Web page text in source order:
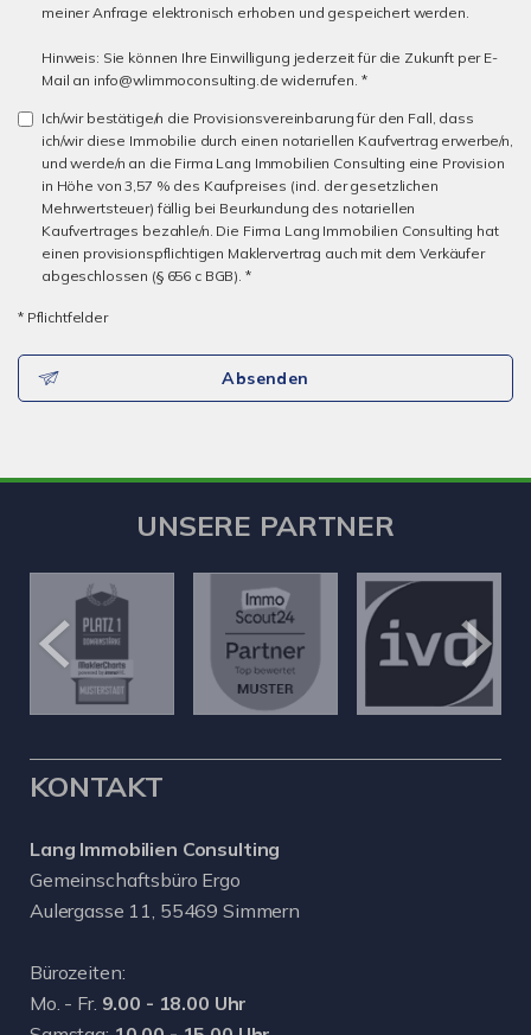
meiner Anfrage elektronisch erhoben und gespeichert werden.
Hinweis: Sie können Ihre Einwilligung jederzeit für die Zukunft per E-
Mail an info@wlimmoconsulting.de widerrufen. *
Ich/wir bestätige/n die Provisionsvereinbarung für den Fall, dass
ich/wir diese Immobilie durch einen notariellen Kaufvertrag erwerbe/n,
und werde/n an die Firma Lang Immobilien Consulting eine Provision
in Höhe von 3,57 % des Kaufpreises (incl. der gesetzlichen
Mehrwertsteuer) fällig bei Beurkundung des notariellen
Kaufvertrages bezahle/n. Die Firma Lang Immobilien Consulting hat
einen provisionspflichtigen Maklervertrag auch mit dem Verkäufer
abgeschlossen (§ 656 c BGB). *
* Pflichtfelder
Absenden
UNSERE PARTNER
KONTAKT
Lang Immobilien Consulting
Gemeinschaftsbüro Ergo
Aulergasse 11, 55469 Simmern
Bürozeiten:
Mo. - Fr. 9.00 - 18.00 Uhr